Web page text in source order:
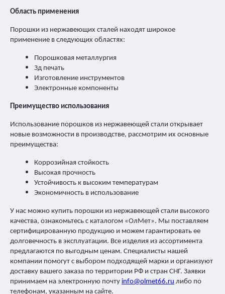
Область применения
Порошки из нержавеющих сталей находят широкое
применение в следующих областях:
Порошковая металлургия
Зд печать
Изготовление инструментов
Электронные компоненты
Преимущество использования
Использование порошков из нержавеющей стали открывает
новые возможности в производстве, рассмотрим их основные
преимущества:
Коррозийная стойкость
Высокая прочность
Устойчивость к высоким температурам
Экономичность в использование
У нас можно купить порошки из нержавеющей стали высокого
качества, ознакомьтесь с каталогом «ОлМет». Мы поставляем
сертифицированную продукцию и можем гарантировать ее
долговечность в эксплуатации. Все изделия из ассортимента
предлагаются по выгодным ценам. Специалисты нашей
компании помогут с выбором подходящей марки и организуют
доставку вашего заказа по территории РФ и стран СНГ. Заявки
принимаем на электронную почту info@olmet66.ru либо по
телефонам, указанным на сайте.